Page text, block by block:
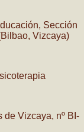
Sección
Vizcaya)
Vizcaya, nº BI-